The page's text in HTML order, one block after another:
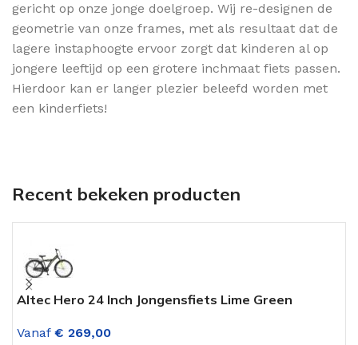
gericht op onze jonge doelgroep. Wij re-designen de
geometrie van onze frames, met als resultaat dat de
lagere instaphoogte ervoor zorgt dat kinderen al op
jongere leeftijd op een grotere inchmaat fiets passen.
Hierdoor kan er langer plezier beleefd worden met
een kinderfiets!
Recent bekeken producten
Altec Hero 24 Inch Jongensfiets Lime Green
Vanaf € 269,00